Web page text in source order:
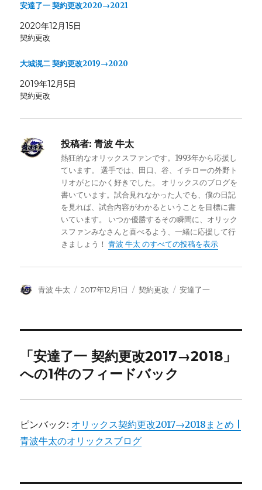
安達了一 契約更改2020→2021
2020年12月15日
契約更改
大城滉二 契約更改2019→2020
2019年12月5日
契約更改
投稿者: 青波 牛太
熱狂的なオリックスファンです。1993年から応援し
ています。 選手では、田口、谷、イチローの外野ト
リオがとにかく好きでした。 オリックスのブログを
書いています。試合見れなかった人でも、僕の日記
を見れば、試合内容がわかるということを目標に書
いています。 いつか優勝するその瞬間に、オリック
スファンみなさんと喜べるよう、一緒に応援して行
きましょう！青波 牛太 のすべての投稿を表示
投
青波 牛太
投
2017年12月1日
カ
契約更改
タ
安達了一
「安達了一 契約更改2017→2018」
への1件のフィードバック
ピンバック: オリックス契約更改2017→2018まとめ |
青波牛太のオリックスブログ